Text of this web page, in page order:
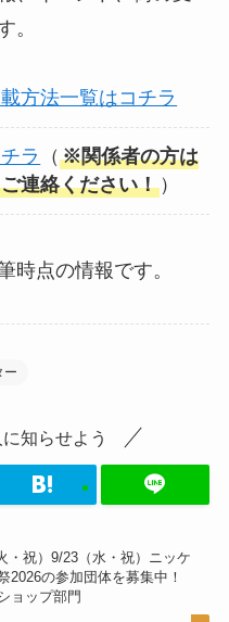
。
方法一覧はコチラ
ラ （※関係者の方は
連絡ください！ ）
点の情報です。
ー
知らせよう
・祝）9/23（水・祝）ニッケ
2026の参加団体を募集中！
ョップ部門